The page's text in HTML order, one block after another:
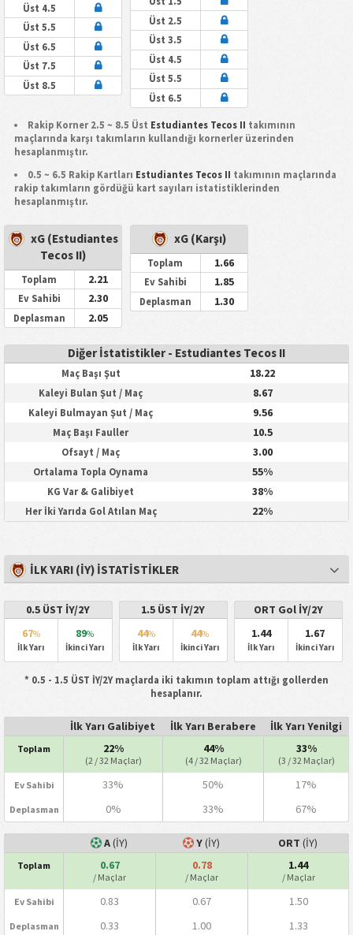
Üst 4.5
Üst 5.5
Üst 6.5
Üst 7.5
Üst 8.5
Üst 2.5
Üst 3.5
Üst 4.5
Üst 5.5
Üst 6.5
Rakip Korner 2.5 ~ 8.5 Üst Estudiantes Tecos II takımının
maçlarında karşı takımların kullandığı kornerler üzerinden
hesaplanmıştır.
0.5 ~ 6.5 Rakip Kartları Estudiantes Tecos II takımının maçlarında
rakip takımların gördüğü kart sayıları istatistiklerinden
hesaplanmıştır.
xG (Estudiantes
Tecos II)
Toplam 2.21
Ev Sahibi 2.30
Deplasman 2.05
xG (Karşı)
Toplam 1.66
Ev Sahibi 1.85
Deplasman 1.30
Diğer İstatistikler - Estudiantes Tecos II
Maç Başı Şut 18.22
Kaleyi Bulan Şut / Maç 8.67
Kaleyi Bulmayan Şut / Maç 9.56
Maç Başı Fauller 10.5
Ofsayt / Maç 3.00
Ortalama Topla Oynama 55%
KG Var & Galibiyet 38%
Her İki Yarıda Gol Atılan Maç 22%
İLK YARI (İY) İSTATISTIKLER
0.5 ÜST İY/2Y
67%
İlk Yarı
89%
İkinci Yarı
1.5 ÜST İY/2Y
44%
İlk Yarı
44%
İkinci Yarı
ORT Gol İY/2Y
1.44
İlk Yarı
1.67
İkinci Yarı
* 0.5 - 1.5 ÜST İY/2Y maçlarda iki takımın toplam attığı gollerden
hesaplanır.
İlk Yarı Galibiyet İlk Yarı Berabere İlk Yarı Yenilgi
Toplam 22%
(2 / 32 Maçlar)
44%
(4 / 32 Maçlar)
33%
(3 / 32 Maçlar)
Ev Sahibi 33% 50% 17%
Deplasman 0% 33% 67%
A(İY) Y(İY) ORT (İY)
Toplam 0.67
/ Maçlar
0.78
/ Maçlar
1.44
/ Maçlar
Ev Sahibi 0.83 0.67 1.50
Deplasman 0.33 1.00 1.33